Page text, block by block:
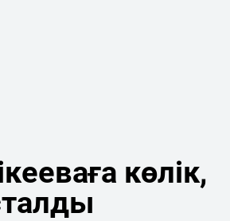
көлік,